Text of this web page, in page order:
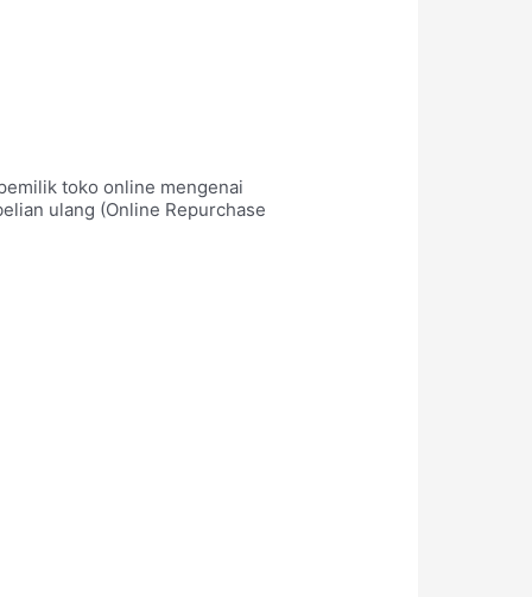
toko online mengenai
ulang (Online Repurchase